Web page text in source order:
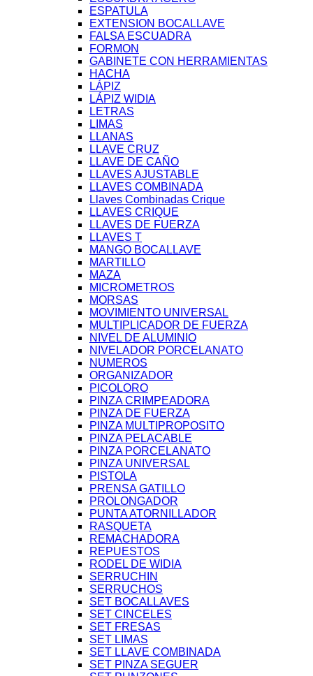
ESPATULA
EXTENSION BOCALLAVE
FALSA ESCUADRA
FORMON
GABINETE CON HERRAMIENTAS
HACHA
LÁPIZ
LÁPIZ WIDIA
LETRAS
LIMAS
LLANAS
LLAVE CRUZ
LLAVE DE CAÑO
LLAVES AJUSTABLE
LLAVES COMBINADA
Llaves Combinadas Crique
LLAVES CRIQUE
LLAVES DE FUERZA
LLAVES T
MANGO BOCALLAVE
MARTILLO
MAZA
MICROMETROS
MORSAS
MOVIMIENTO UNIVERSAL
MULTIPLICADOR DE FUERZA
NIVEL DE ALUMINIO
NIVELADOR PORCELANATO
NUMEROS
ORGANIZADOR
PICOLORO
PINZA CRIMPEADORA
PINZA DE FUERZA
PINZA MULTIPROPOSITO
PINZA PELACABLE
PINZA PORCELANATO
PINZA UNIVERSAL
PISTOLA
PRENSA GATILLO
PROLONGADOR
PUNTA ATORNILLADOR
RASQUETA
REMACHADORA
REPUESTOS
RODEL DE WIDIA
SERRUCHIN
SERRUCHOS
SET BOCALLAVES
SET CINCELES
SET FRESAS
SET LIMAS
SET LLAVE COMBINADA
SET PINZA SEGUER